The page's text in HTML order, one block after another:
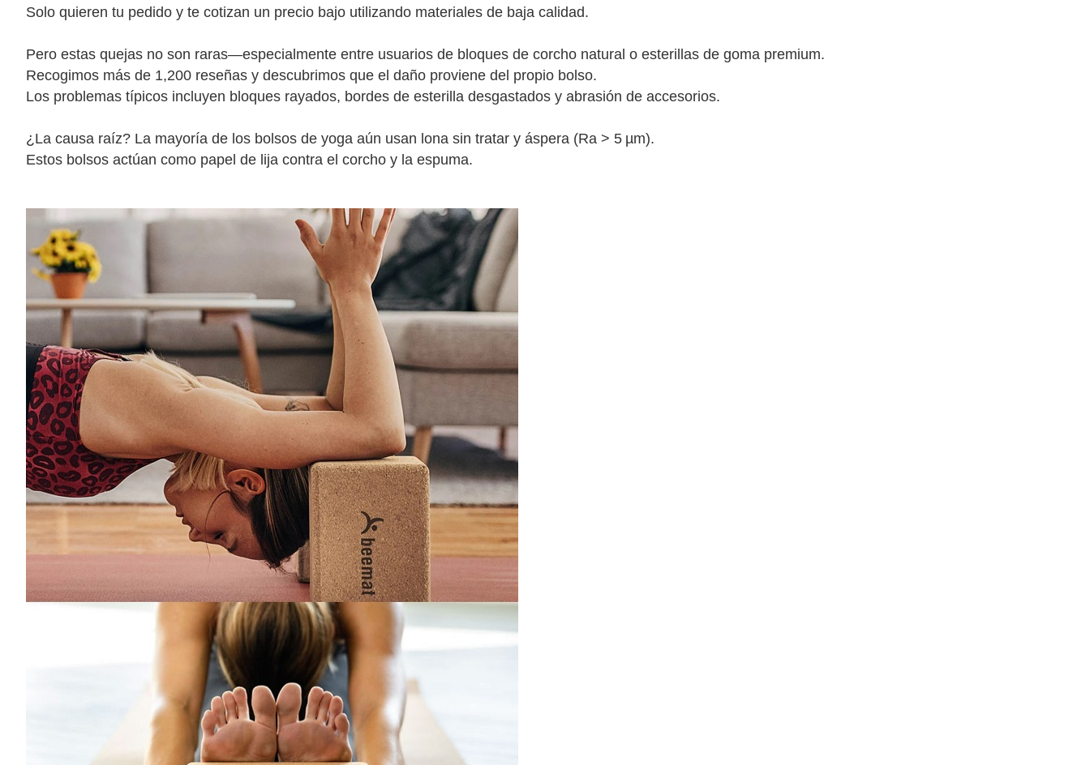
Solo quieren tu pedido y te cotizan un precio bajo utilizando materiales de baja calidad.
Pero estas quejas no son raras—especialmente entre usuarios de bloques de corcho natural o esterillas de goma premium.
Recogimos más de 1,200 reseñas y descubrimos que el daño proviene del propio bolso.
Los problemas típicos incluyen bloques rayados, bordes de esterilla desgastados y abrasión de accesorios.
¿La causa raíz? La mayoría de los bolsos de yoga aún usan lona sin tratar y áspera (Ra > 5 µm).
Estos bolsos actúan como papel de lija contra el corcho y la espuma.